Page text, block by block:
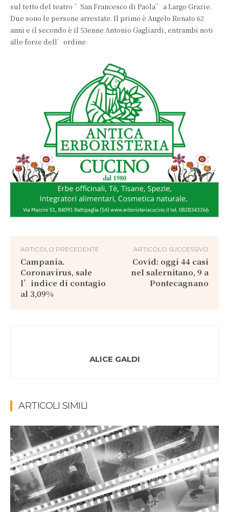
sul tetto del teatro ”San Francesco di Paola” a Largo Grazie.
Due sono le persone arrestate. Il primo è Angelo Renato 62
anni e il secondo è il 53enne Antonio Gagliardi, entrambi noti
alle forze dell’ordine.
ARTICOLO PRECEDENTE
Campania.
Coronavirus, sale
l’indice di contagio
al 3,09%
ARTICOLO SUCCESSIVO
Covid: oggi 44 casi
nel salernitano, 9 a
Pontecagnano
ALICE GALDI
ARTICOLI SIMILI